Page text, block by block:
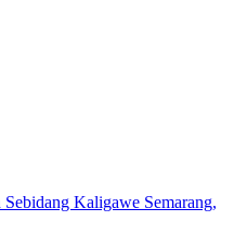
Kaligawe Semarang,